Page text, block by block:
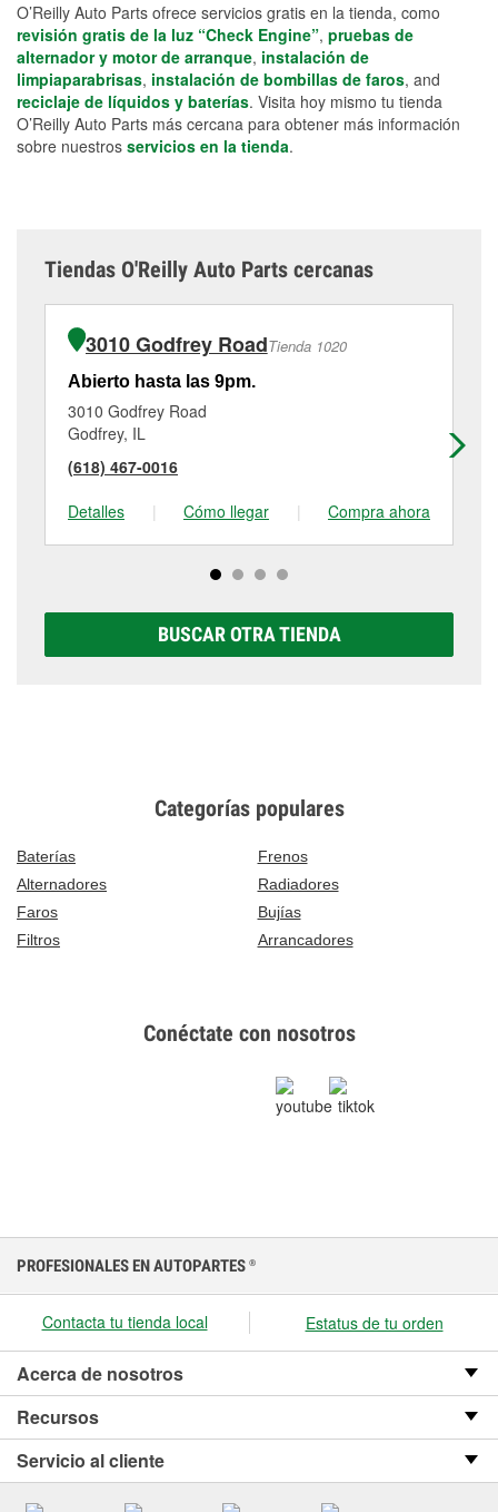
O’Reilly Auto Parts ofrece servicios gratis en la tienda, como
revisión gratis de la luz “Check Engine”, pruebas de
alternador y motor de arranque, instalación de
limpiaparabrisas, instalación de bombillas de faros, and
reciclaje de líquidos y baterías. Visita hoy mismo tu tienda
O’Reilly Auto Parts más cercana para obtener más información
sobre nuestros servicios en la tienda.
Tiendas O'Reilly Auto Parts cercanas
3010 Godfrey RoadTienda 1020
Abierto hasta las 9pm.
3010 Godfrey Road
Godfrey, IL
(618) 467-0016
Detalles
| Cómo llegar | Compra ahora
BUSCAR OTRA TIENDA
Categorías populares
Baterías
Frenos
Alternadores
Radiadores
Faros
Bujías
Filtros
Arrancadores
Conéctate con nosotros
PROFESIONALES EN AUTOPARTES ®
Contacta tu tienda local Estatus de tu orden
Acerca de nosotros
Recursos
Servicio al cliente